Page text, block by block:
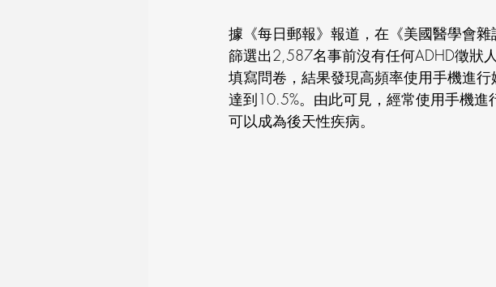
據《每日郵報》報道，在《美國醫學會
篩選出2,587名事前沒有任何ADHD徵狀
填寫問卷，結果發現高頻率使用手機進
達到10.5%。由此可見，經常使用手機
可以成為後天性疾病。